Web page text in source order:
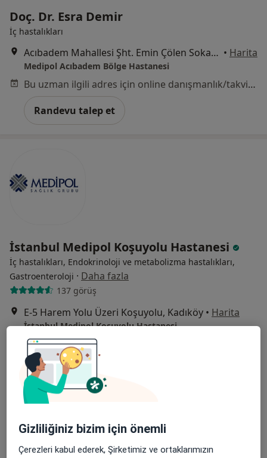
Doç. Dr. Esra Demir
İç hastalıkları
Acıbadem Mahallesi Şht. Emin Çölen Sokağı No:4, Kadıköy • Harita
Medipol Acıbadem Bölge Hastanesi
Bu uzman ilgili adres için online danışmanlık/takvim sunmuyor.
Randevu talep et
İstanbul Medipol Koşuyolu Hastanesi
İç hastalıkları, Endokrinoloji ve metabolizma hastalıkları,
Gastroenteroloji · Daha fazla
137 görüş
E-5 Harem Yolu Üzeri Koşuyolu, Kadıköy • Harita
İstanbul Medipol Koşuyolu Hastanesi
Prof. Dr. Murat
Atmaca
İç hastalıkları
Profili Gör
Gizliliğiniz bizim için önemli
Çerezleri kabul ederek, Şirketimiz ve ortaklarımızın